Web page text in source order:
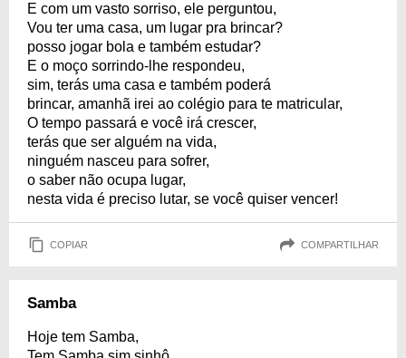
E com um vasto sorriso, ele perguntou,
Vou ter uma casa, um lugar pra brincar?
posso jogar bola e também estudar?
E o moço sorrindo-lhe respondeu,
sim, terás uma casa e também poderá
brincar, amanhã irei ao colégio para te matricular,
O tempo passará e você irá crescer,
terás que ser alguém na vida,
ninguém nasceu para sofrer,
o saber não ocupa lugar,
nesta vida é preciso lutar, se você quiser vencer!
COPIAR COMPARTILHAR
Samba
Hoje tem Samba,